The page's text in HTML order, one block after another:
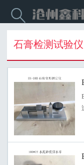

石膏检测试验仪